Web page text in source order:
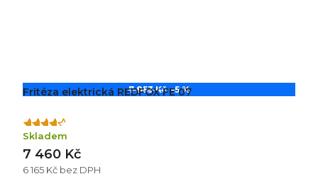
7 853 Kč –5 %
Fritéza elektrická REDFOX FE 07
Průměrné
hodnocení
produktu
je
Skladem
6 165 Kč bez DPH
7 460 Kč